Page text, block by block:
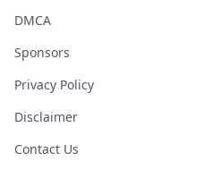
DMCA
Sponsors
Privacy Policy
Disclaimer
Contact Us